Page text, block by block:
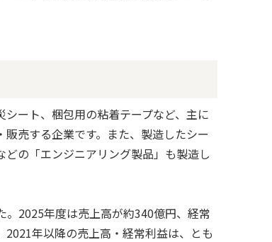
ート、梱包用の粘着テープなど、主に
売する企業です。また、製造したシー
の「エンジニアリング製品」も製造し
2025年度は売上高が約340億円、経常
年以降の売上高・経常利益は、とも